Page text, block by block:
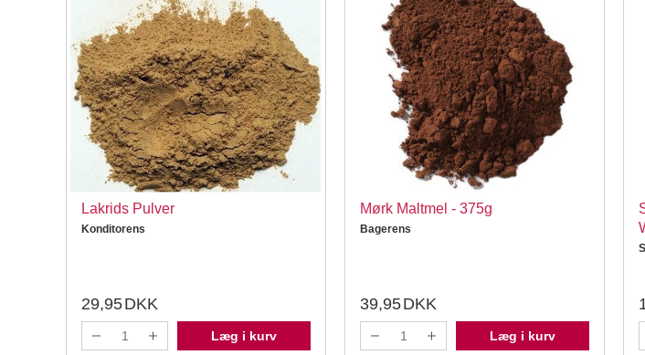
Lakrids Pulver
Konditorens
29,95DKK
Læg i kurv
Mørk Maltmel - 375g
Bagerens
39,95DKK
Læg i kurv